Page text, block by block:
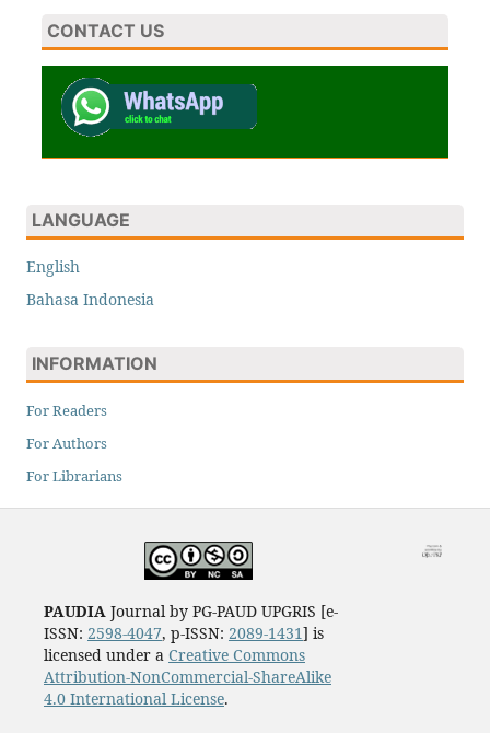
CONTACT US
LANGUAGE
English
Bahasa Indonesia
INFORMATION
For Readers
For Authors
For Librarians
PAUDIA Journal by PG-PAUD UPGRIS [e-
ISSN: 2598-4047, p-ISSN: 2089-1431] is
licensed under a Creative Commons
Attribution-NonCommercial-ShareAlike
4.0 International License.